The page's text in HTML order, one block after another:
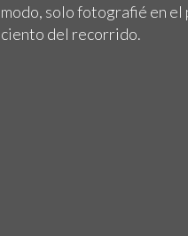
modo, solo fotografié en
ciento del recorrido.